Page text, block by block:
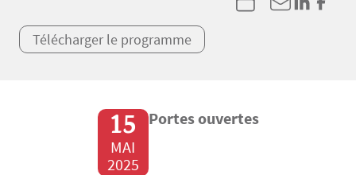
Télécharger le programme
15
MAI
2025
Portes ouvertes